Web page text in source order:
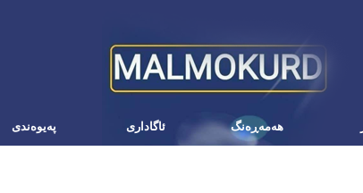
په‌یوه‌ندی ئاگاداری هه‌مه‌ڕه‌نگ